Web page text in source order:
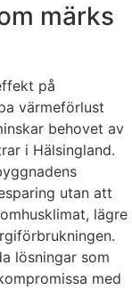
märks
på
värmeförlust
behovet av
i Hälsingland.
utan att
lägre
lösningar som
med